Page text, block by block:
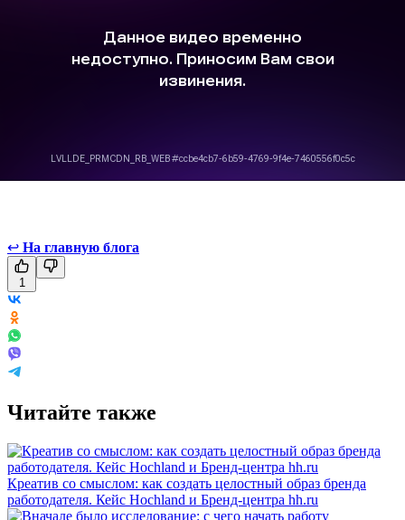
↩ На главную блога
1
Читайте также
Креатив со смыслом: как создать целостный образ бренда
работодателя. Кейс Hochland и Бренд-центра hh.ru